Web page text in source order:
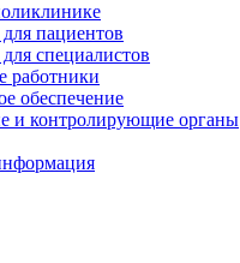
пациентов
специалистов
работники
обеспечение
и контролирующие органы